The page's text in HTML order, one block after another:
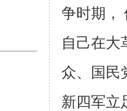
争时期，
自己在大
众、国民
新四军立